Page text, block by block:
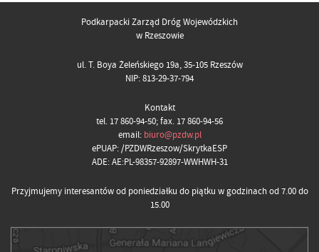
Podkarpacki Zarząd Dróg Wojewódzkich
w Rzeszowie
ul. T. Boya Żeleńskiego 19a, 35-105 Rzeszów
NIP: 813-29-37-794
Kontakt
tel. 17 860-94-50; fax. 17 860-94-56
email: biuro@pzdw.pl
ePUAP: /PZDWRzeszow/SkrytkaESP
ADE: AE:PL-98357-92897-WWHWH-31
Przyjmujemy interesantów od poniedziałku do piątku w godzinach od 7.00 do
15.00